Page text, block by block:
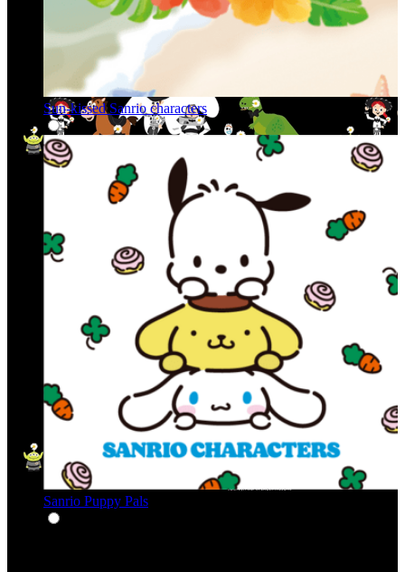
Sun-kissed Sanrio characters
Sanrio Puppy Pals